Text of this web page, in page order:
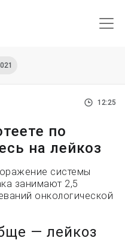
12:25
по
на лейкоз
системы
занимают 2,5
онкологической
— лейкоз